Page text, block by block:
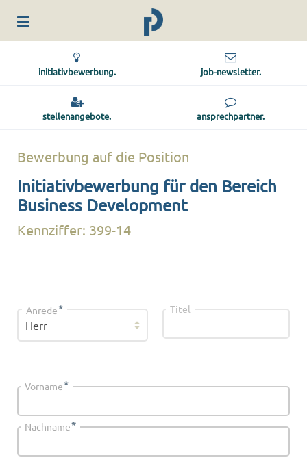
initiativbewerbung. job-newsletter.
stellenangebote. ansprechpartner.
Bewerbung auf die Position
Initiativbewerbung für den Bereich
Business Development
Kennziffer: 399-14
Anrede* Titel
Vorname*
Nachname*